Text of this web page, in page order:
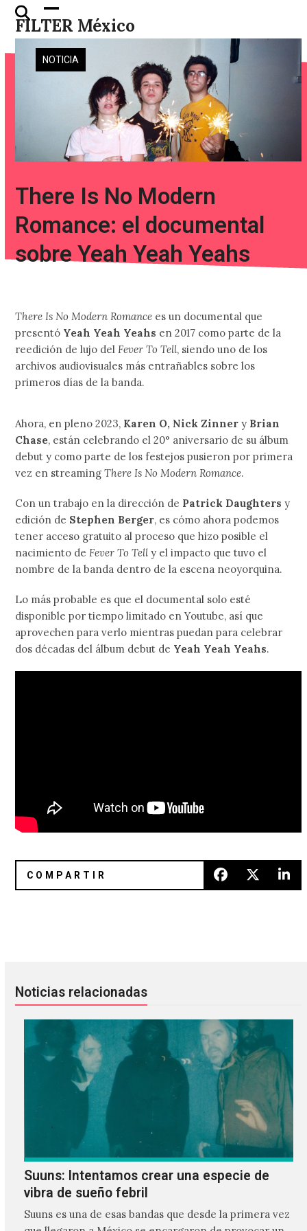
Skip
content
FILTER México
Open
mobile
menu
Close
mobile
menu
NOTICIA
There Is No Modern
Romance: el documental
sobre Yeah Yeah Yeahs
There Is No Modern Romance es un documental que
presentó Yeah Yeah Yeahs en 2017 como parte de la
reedición de lujo delFever To Tell, siendo uno de los
archivos audiovisuales más entrañables sobre los
primeros días de la banda.
Ahora, en pleno 2023, Karen O, Nick Zinner y Brian
Chase, están celebrando el 20° aniversario de su álbum
debut y como parte de los festejos pusieron por primera
vez en streamingThere Is No Modern Romance.
Con un trabajo en la dirección de Patrick Daughters y
edición de Stephen Berger, es cómo ahora podemos
tener acceso gratuito al proceso que hizo posible el
nacimiento deFever To Tell y el impacto que tuvo el
nombre de la banda dentro de la escena neoyorquina.
Lo más probable es que el documental solo esté
disponible por tiempo limitado en Youtube, así que
aprovechen para verlo mientras puedan para celebrar
dos décadas del álbum debut de Yeah Yeah Yeahs.
Noticias relacionadas
Suuns: Intentamos crear una especie de
vibra de sueño febril
Suuns es una de esas bandas que desde la primera vez